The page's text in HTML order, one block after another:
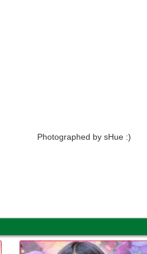
Photographed by sHue :)